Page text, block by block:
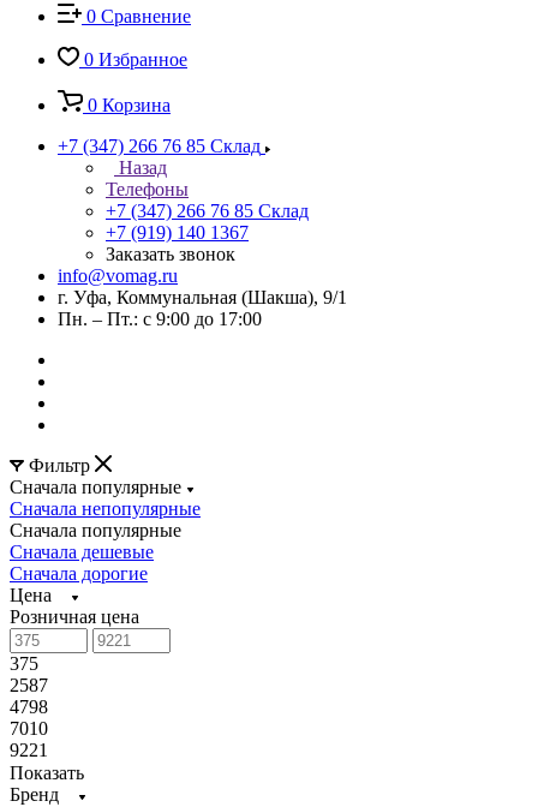
0 Сравнение
0 Избранное
0 Корзина
+7 (347) 266 76 85 Склад
Назад
Телефоны
+7 (347) 266 76 85 Склад
+7 (919) 140 1367
Заказать звонок
info@vomag.ru
г. Уфа, Коммунальная (Шакша), 9/1
Пн. – Пт.: с 9:00 до 17:00
Фильтр
Сначала популярные
Сначала непопулярные
Сначала популярные
Сначала дешевые
Сначала дорогие
Цена
Розничная цена
375
2587
4798
7010
9221
Показать
Бренд